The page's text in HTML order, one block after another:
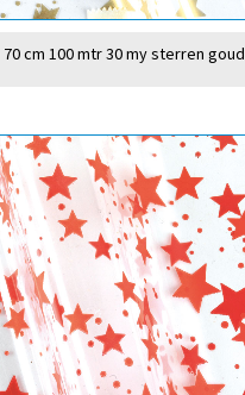
cm 100 mtr 30 my sterren goud